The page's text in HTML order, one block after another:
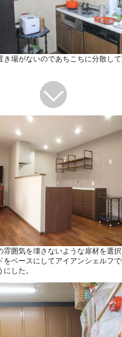
き場がないのであちこちに分散し
雰囲気を壊さないような扉材を選
をベースにしてアイアンシェルフ
した。